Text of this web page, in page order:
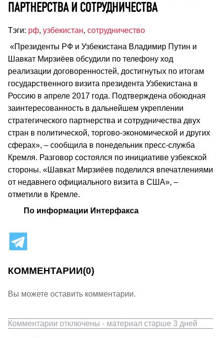
ПАРТНЕРСТВА И СОТРУДНИЧЕСТВА
Тэги: рф, узбекистан, сотрудничество
«Президенты РФ и Узбекистана Владимир Путин и
Шавкат Мирзиёев обсудили по телефону ход
реализации договоренностей, достигнутых по итогам
государственного визита президента Узбекистана в
Россию в апреле 2017 года. Подтверждена обоюдная
заинтересованность в дальнейшем укреплении
стратегического партнерства и сотрудничества двух
стран в политической, торгово-экономической и других
сферах», – сообщила в понедельник пресс-служба
Кремля. Разговор состоялся по инициативе узбекской
стороны. «Шавкат Мирзиёев поделился впечатлениями
от недавнего официального визита в США», –
отметили в Кремле.
По информации Интерфакса
КОММЕНТАРИИ(0)
Вы можете оставить комментарии.
Комментарии отключены - материал старше 3 дней